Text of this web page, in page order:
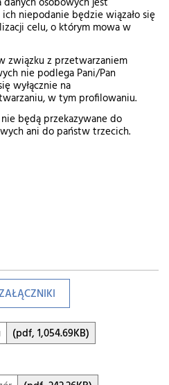
niepodanie będzie wiązało się
celu, o którym mowa w
związku z przetwarzaniem
nie podlega Pani/Pan
wyłącznie na
w tym profilowaniu.
będą przekazywane do
ani do państw trzecich.
(pdf, 1,054.69KB)